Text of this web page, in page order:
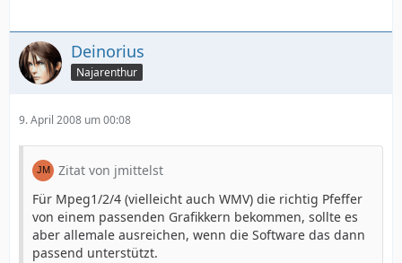
Deinorius
Najarenthur
9. April 2008 um 00:08
Zitat von jmittelst
Für Mpeg1/2/4 (vielleicht auch WMV) die richtig Pfeffer
von einem passenden Grafikkern bekommen, sollte es
aber allemale ausreichen, wenn die Software das dann
passend unterstützt.